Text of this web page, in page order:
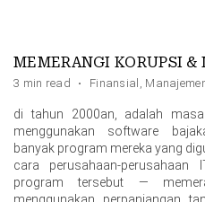
3 min read · Finansial ,
di tahun 2000an, adalah
menggunakan software
banyak program mereka yang
cara perusahaan-
program tersebut —